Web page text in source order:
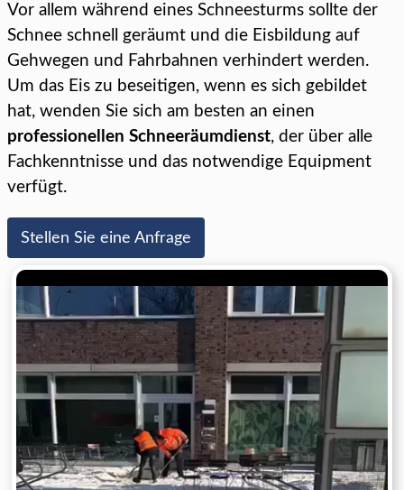
Vor allem während eines Schneesturms sollte der
Schnee schnell geräumt und die Eisbildung auf
Gehwegen und Fahrbahnen verhindert werden.
Um das Eis zu beseitigen, wenn es sich gebildet
hat, wenden Sie sich am besten an einen
professionellen Schneeräumdienst, der über alle
Fachkenntnisse und das notwendige Equipment
verfügt.
Stellen Sie eine Anfrage